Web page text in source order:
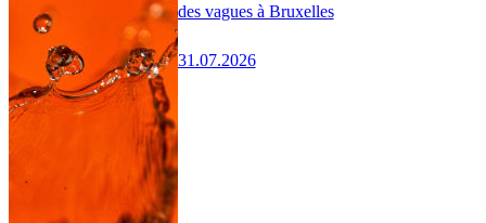
des vagues à Bruxelles
31.07.2026